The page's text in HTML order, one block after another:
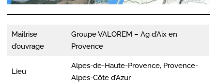
Maîtrise
d’ouvrage
Groupe VALOREM – Ag d’Aix en
Provence
Lieu
Alpes-de-Haute-Provence, Provence-
Alpes-Côte d’Azur